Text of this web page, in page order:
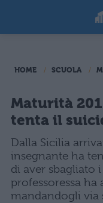
HOME SCUOLA
Maturità
tenta il
Dalla Sicilia
insegnante ha
di aver sbagliato
professoressa
mandandogli via